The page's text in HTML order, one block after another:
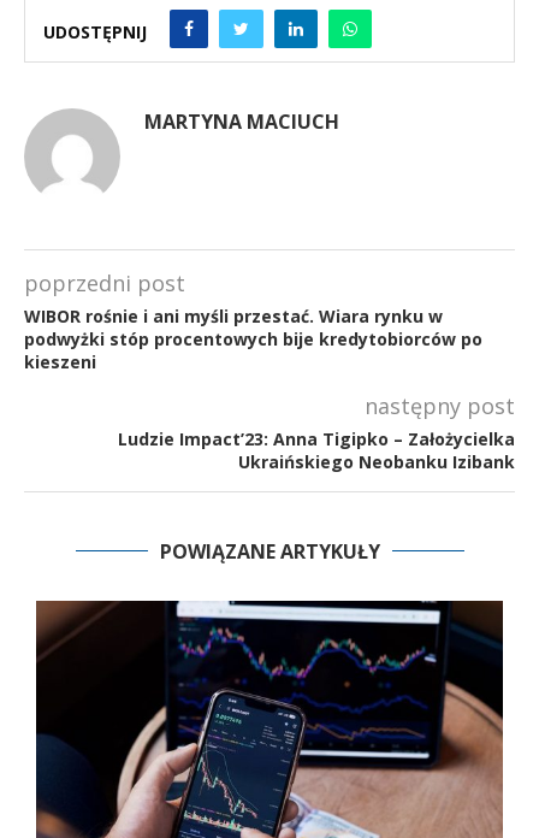
UDOSTĘPNIJ
MARTYNA MACIUCH
poprzedni post
WIBOR rośnie i ani myśli przestać. Wiara rynku w
podwyżki stóp procentowych bije kredytobiorców po
kieszeni
następny post
Ludzie Impact’23: Anna Tigipko – Założycielka
Ukraińskiego Neobanku Izibank
POWIĄZANE ARTYKUŁY